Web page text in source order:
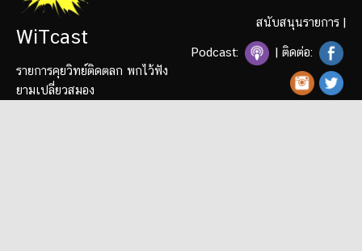
WiTcast
รายการคุยวิทย์ติดตลก พกไว้ฟัง
ยามเปลี่ยวสมอง
สนับสนุนรายการ |
Podcast: | ติดต่อ: